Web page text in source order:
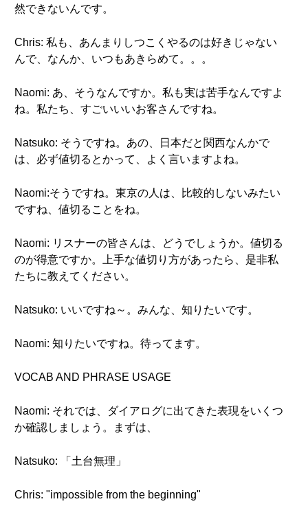
然できないんです。
Chris: 私も、あんまりしつこくやるのは好きじゃない
んで、なんか、いつもあきらめて。。。
Naomi: あ、そうなんですか。私も実は苦手なんですよ
ね。私たち、すごいいいお客さんですね。
Natsuko: そうですね。あの、日本だと関西なんかで
は、必ず値切るとかって、よく言いますよね。
Naomi:そうですね。東京の人は、比較的しないみたい
ですね、値切ることをね。
Naomi: リスナーの皆さんは、どうでしょうか。値切る
のが得意ですか。上手な値切り方があったら、是非私
たちに教えてください。
Natsuko: いいですね～。みんな、知りたいです。
Naomi: 知りたいですね。待ってます。
VOCAB AND PHRASE USAGE
Naomi: それでは、ダイアログに出てきた表現をいくつ
か確認しましょう。まずは、
Natsuko: 「土台無理」
Chris: "impossible from the beginning"